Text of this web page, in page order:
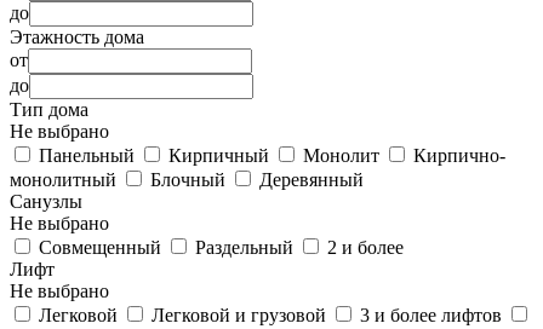
до
Этажность дома
от
до
Тип дома
Не выбрано
Панельный
Кирпичный Монолит
Кирпично-
монолитный
Блочный
Деревянный
Санузлы
Не выбрано
Совмещенный
Раздельный
2 и более
Лифт
Не выбрано
Легковой
Легковой и грузовой
3 и более лифтов